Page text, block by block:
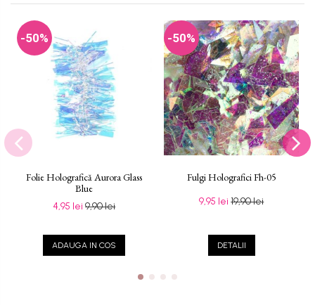
-50%
Folie Holografică Aurora Glass
Blue
4,95 lei9,90 lei
ADAUGA IN COS
-50%
Fulgi Holografici Fh-05
9,95 lei19,90 lei
DETALII